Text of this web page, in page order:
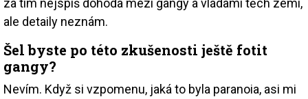
za tím nejspíš dohoda mezi gangy a vládami těch zemí,
ale detaily neznám.
Šel byste po této zkušenosti ještě fotit
gangy?
Nevím. Když si vzpomenu, jaká to byla paranoia, asi mi